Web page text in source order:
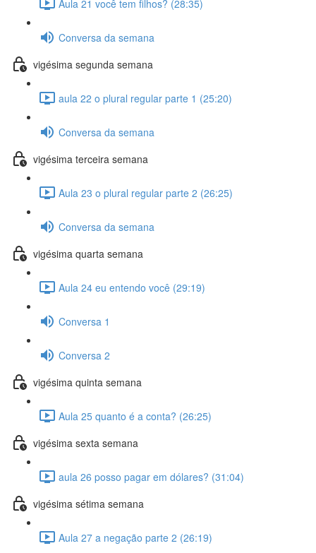
Aula 21 você tem filhos? (28:35)
Conversa da semana
vigésima segunda semana
aula 22 o plural regular parte 1 (25:20)
Conversa da semana
vigésima terceira semana
Aula 23 o plural regular parte 2 (26:25)
Conversa da semana
vigésima quarta semana
Aula 24 eu entendo você (29:19)
Conversa 1
Conversa 2
vigésima quinta semana
Aula 25 quanto é a conta? (26:25)
vigésima sexta semana
aula 26 posso pagar em dólares? (31:04)
vigésima sétima semana
Aula 27 a negação parte 2 (26:19)